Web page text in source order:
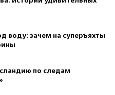
воду: зачем на суперъяхты
по следам